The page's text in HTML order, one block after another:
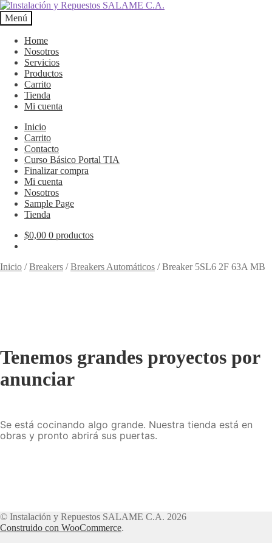
Ir
a
la
navegación
Ir
al
contenido
Menú
Home
Nosotros
Servicios
Productos
Carrito
Tienda
Mi cuenta
Inicio
Carrito
Contacto
Curso Básico Portal TIA
Finalizar compra
Mi cuenta
Nosotros
Sample Page
Tienda
$0,00 0 productos
Inicio /Breakers /Breakers Automáticos /Breaker 5SL6 2F 63A MB
Tenemos grandes proyectos por
anunciar
Se está cocinando algo grande. Nuestra tienda está en
obras y pronto abrirá sus puertas.
© Instalación y Repuestos SALAME C.A. 2026
Construido con WooCommerce.